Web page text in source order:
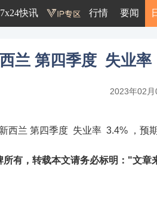
7x24快讯 行情 要闻
兰 第四季度 失业
2023年02
新西兰 第四季度 失业率 3.4% ，预
所有，转载本文请务必标明："文章